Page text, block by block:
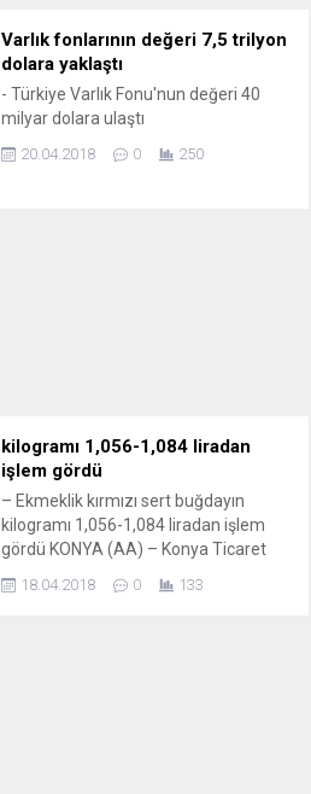
Varlık fonlarının değeri 7,5 trilyon
dolara yaklaştı
- Türkiye Varlık Fonu'nun değeri 40
milyar dolara ulaştı
20.04.2018 0 250
kilogramı 1,056-1,084 liradan
işlem gördü
– Ekmeklik kırmızı sert buğdayın
kilogramı 1,056-1,084 liradan işlem
gördü KONYA (AA) – Konya Ticaret
buğdayın kilogramı 1,056-1,084
18.04.2018 0 133